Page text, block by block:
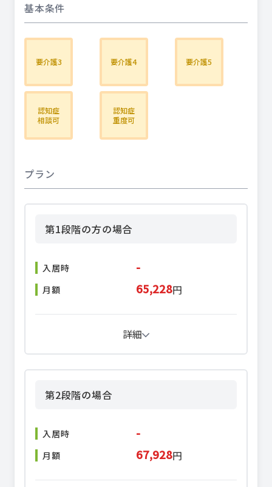
基本条件
要介護3 要介護4 要介護5
認知症
相談可
認知症
重度可
プラン
第1段階の方の場合
入居時 -
月額 65,228円
詳細
第2段階の場合
入居時 -
月額 67,928円